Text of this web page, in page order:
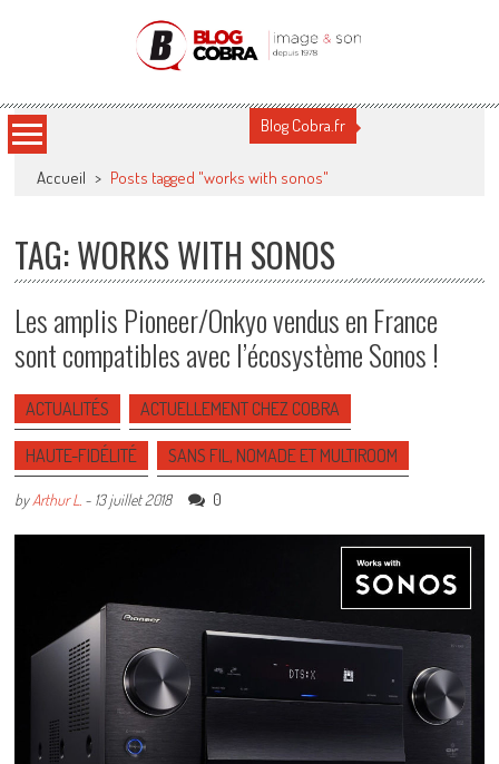
Blog Cobra
Blog Cobra.fr
Accueil > Posts tagged "works with sonos"
TAG: WORKS WITH SONOS
Les amplis Pioneer/Onkyo vendus en France
sont compatibles avec l’écosystème Sonos !
ACTUALITÉS ACTUELLEMENT CHEZ COBRA
HAUTE-FIDÉLITÉ SANS FIL, NOMADE ET MULTIROOM
byArthur L. - 13 juillet 2018 0